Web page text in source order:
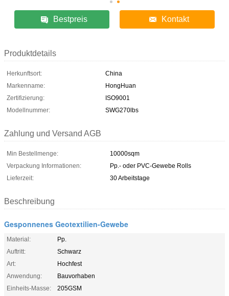
Bestpreis Kontakt
Produktdetails
Herkunftsort:
China
Markenname:
HongHuan
Zertifizierung:
ISO9001
Modellnummer:
SWG270lbs
Zahlung und Versand AGB
Min Bestellmenge:
10000sqm
Verpackung Informationen:
Pp.- oder PVC-Gewebe Rolls
Lieferzeit:
30 Arbeitstage
Beschreibung
Gesponnenes Geotextilien-Gewebe
Material:
Pp.
Auftritt:
Schwarz
Art:
Hochfest
Anwendung:
Bauvorhaben
Einheits-Masse:
205GSM